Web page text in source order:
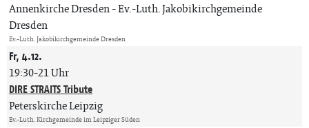
Annenkirche Dresden Ev.-Luth. Jakobikirchgemeinde
Dresden
Ev.-Luth. Jakobikirchgemeinde Dresden
Fr, 4.12.
19:30-21 Uhr
DIRE STRAITS Tribute
Peterskirche Leipzig
Ev.-Luth. Kirchgemeinde im Leipziger Süden